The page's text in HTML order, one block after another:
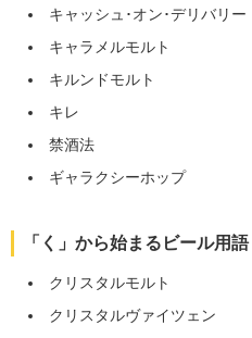
キャッシュ･オン･デリバリー
キャラメルモルト
キルンドモルト
キレ
禁酒法
ギャラクシーホップ
「く」から始まるビール用語
クリスタルモルト
クリスタルヴァイツェン